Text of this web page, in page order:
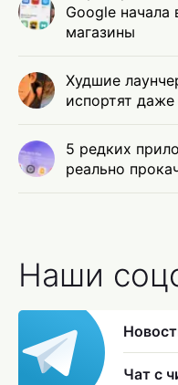
Google начала
магазины
Худшие
испортят
5 редких
реально
Наши
Чат с